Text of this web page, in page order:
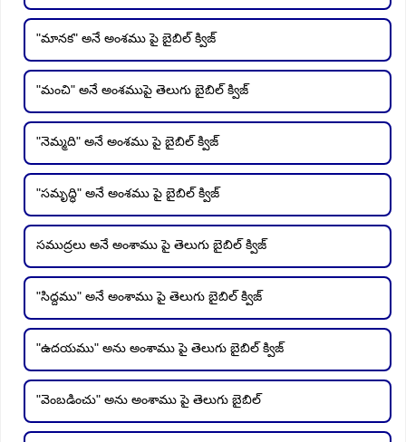
"మానక" అనే అంశము పై బైబిల్ క్విజ్
"మంచి" అనే అంశముపై తెలుగు బైబిల్ క్విజ్
"నెమ్మది" అనే అంశము పై బైబిల్ క్విజ్
"సమృద్ధి" అనే అంశము పై బైబిల్ క్విజ్
సముద్రలు అనే అంశాము పై తెలుగు బైబిల్ క్విజ్
"సిద్దము" అనే అంశాము పై తెలుగు బైబిల్ క్విజ్
"ఉదయము" అను అంశాము పై తెలుగు బైబిల్ క్విజ్
"వెంబడించు" అను అంశాము పై తెలుగు బైబిల్